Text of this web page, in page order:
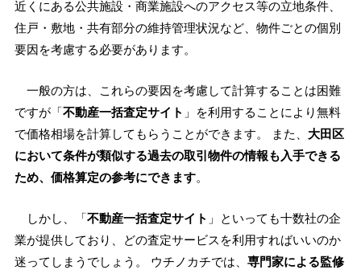
近くにある公共施設・商業施設へのアクセス等の立地条件、
住戸・敷地・共有部分の維持管理状況など、物件ごとの個別
要因を考慮する必要があります。
一般の方は、これらの要因を考慮して計算することは困難
ですが「不動産一括査定サイト 」を利用することにより無料
で価格相場を計算してもらうことができます。 また、 大田区
において条件が類似する過去の取引物件の情報も入手できる
ため、価格算定の参考にできます。
しかし、「不動産一括査定サイト 」といっても十数社の企
業が提供しており、どの査定サービスを利用すればいいのか
迷ってしまうでしょう。 ウチノカチでは、 専門家による監修